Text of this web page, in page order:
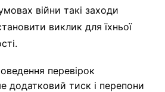
війни такі заходи
виклик для їхньої
перевірок
додатковий тиск і перепони